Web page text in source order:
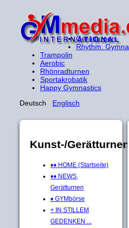
Gerätturnen
Rhythm.
Trampolin
Aerobic
Rhönradturnen
Sportakrobatik
Happy Gymnastics
Deutsch Englisch
Kunst-/Gerätturnen
♦♦ HOME (Startseite)
♦♦ NEWS,
Gerätturnen
♦ GYMbörse
+ IN STILLEM
GEDENKEN ...